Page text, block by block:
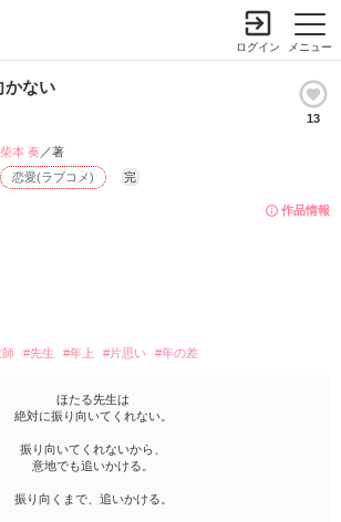
メニュー
ログイン
かない
13
作品情報
恋愛(ラブコメ) 完
柴本 奏 ／著
師 #先生 #年上 #片思い #年の差
ほたる先生は
絶対に振り向いてくれない。
振り向いてくれないから、
意地でも追いかける。
振り向くまで、追いかける。